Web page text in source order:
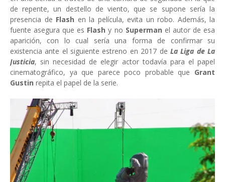
de repente, un destello de viento, que se supone sería la
presencia de Flash en la película, evita un robo. Además, la
fuente asegura que es Flash y no Superman el autor de esa
aparición, con lo cual sería una forma de confirmar su
existencia ante el siguiente estreno en 2017 de La Liga de La
Justicia, sin necesidad de elegir actor todavía para el papel
cinematográfico, ya que parece poco probable que Grant
Gustin repita el papel de la serie.